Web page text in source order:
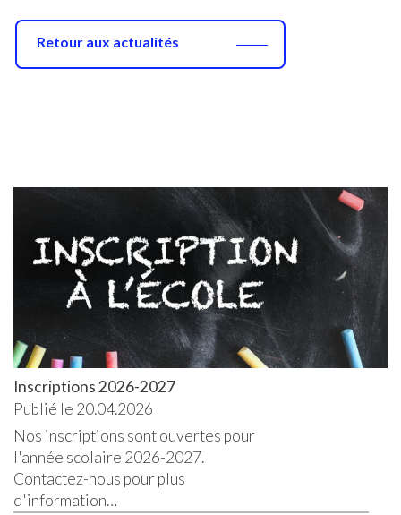
Retour aux actualités
Inscriptions 2026-2027
Publié le 20.04.2026
Nos inscriptions sont ouvertes pour
l'année scolaire 2026-2027.
Contactez-nous pour plus
d'information…